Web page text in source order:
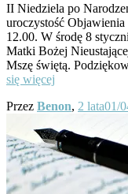
II Niedziela po
uroczystość Objawienia
12.00. W środę 8
Matki Bożej
Mszę świętą.
się więcej
Przez Benon, 2 lata01/